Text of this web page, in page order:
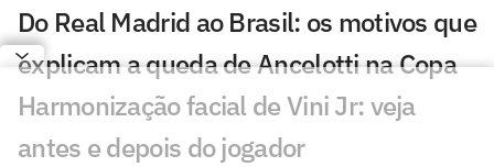
Do Real Madrid ao Brasil: os motivos que
explicam a queda de Ancelotti na Copa
Harmonização facial de Vini Jr: veja
antes e depois do jogador